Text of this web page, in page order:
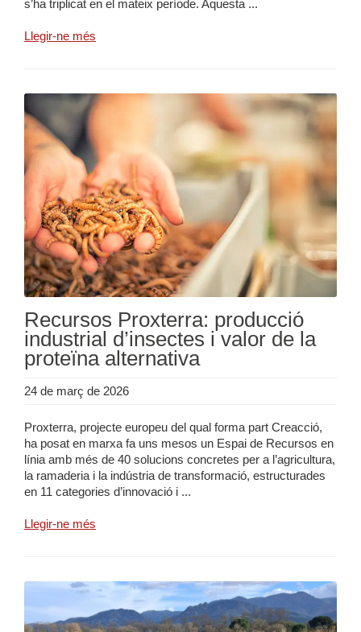
s’ha triplicat en el mateix període. Aquesta ...
Llegir-ne més
Recursos Proxterra: producció
industrial d’insectes i valor de la
proteïna alternativa
24 de març de 2026
Proxterra, projecte europeu del qual forma part Creacció,
ha posat en marxa fa uns mesos un Espai de Recursos en
línia amb més de 40 solucions concretes per a l’agricultura,
la ramaderia i la indústria de transformació, estructurades
en 11 categories d’innovació i ...
Llegir-ne més